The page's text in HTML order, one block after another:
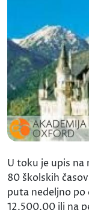
U toku je upis na
80 školskih
puta nedeljno po
12.500,00 ili na